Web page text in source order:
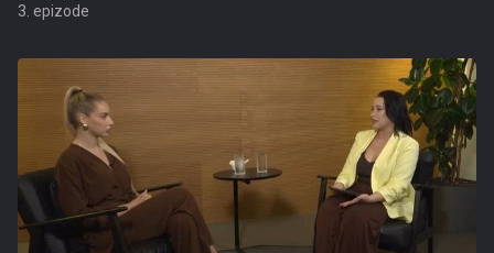
3. epizode